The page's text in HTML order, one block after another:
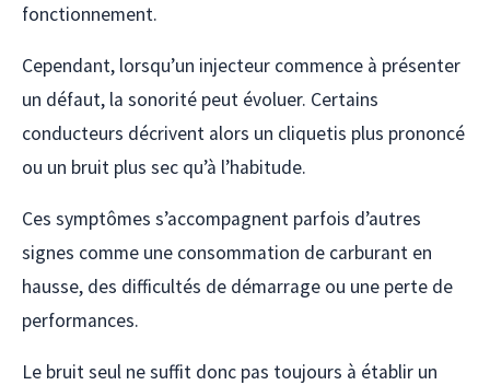
fonctionnement.
Cependant, lorsqu’un injecteur commence à présenter
un défaut, la sonorité peut évoluer. Certains
conducteurs décrivent alors un cliquetis plus prononcé
ou un bruit plus sec qu’à l’habitude.
Ces symptômes s’accompagnent parfois d’autres
signes comme une consommation de carburant en
hausse, des difficultés de démarrage ou une perte de
performances.
Le bruit seul ne suffit donc pas toujours à établir un